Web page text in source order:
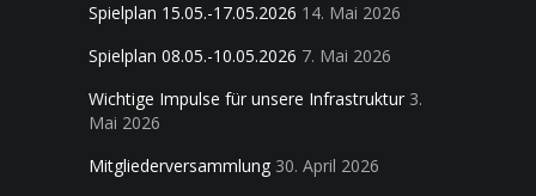
Spielplan 15.05.-17.05.2026 14. Mai 2026
Spielplan 08.05.-10.05.2026 7. Mai 2026
Wichtige Impulse für unsere Infrastruktur 3.
Mai 2026
Mitgliederversammlung 30. April 2026